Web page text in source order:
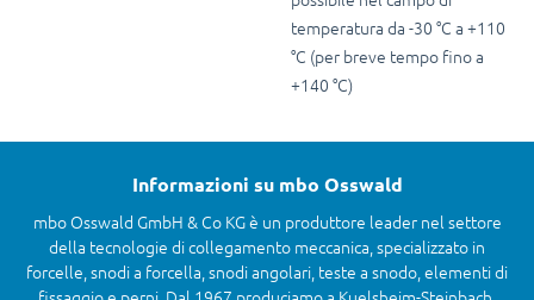
temperatura da -30 °C a +110
°C (per breve tempo fino a
+140 °C)
Informazioni su mbo Osswald
mbo Osswald GmbH & Co KG è un produttore leader nel settore
della tecnologie di collegamento meccanica, specializzato in
forcelle, snodi a forcella, snodi angolari, teste a snodo, elementi di